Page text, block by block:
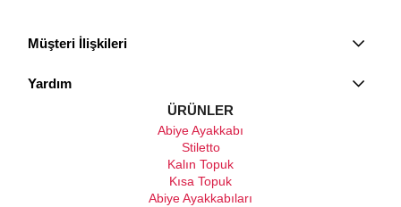
Müşteri İlişkileri
Yardım
ÜRÜNLER
Abiye Ayakkabı
Stiletto
Kalın Topuk
Kısa Topuk
Abiye Ayakkabıları